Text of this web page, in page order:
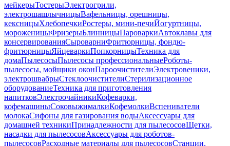
мейкерыТостерыЭлектрогрили,
электрошашлычницыВафельницы, орешницы,
кексницыХлебопечкиРостеры, мини-печиЙогуртницы,
мороженицыФризерыБлинницыПароваркиАвтоклавы для
консервированияСыроварниФритюрницы, фондю-
фритюрницыЯйцеваркиПопкорницыТехника для
домаПылесосыПылесосы профессиональныеРоботы-
пылесосы, мойщики оконПароочистителиЭлектровеники,
электрошвабрыСтеклоочистителиСтерилизационное
оборудованиеТехника для приготовления
напитковЭлектрочайникиКофеварки,
кофемашиныСоковыжималкиКофемолкиВспениватели
молокаСифоны для газирования водыАксессуары для
домашней техникиПринадлежности для пылесосовЩетки,
насадки для пылесосовАксессуары для роботов-
пылесосовРасходные материалы для пылесосовСтанции,